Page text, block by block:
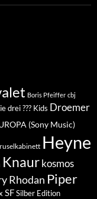
Boris Pfeiffer cbj
drei ??? Kids Droemer
(Sony Music)
Heyne
Knaur kosmos
Rhodan Piper
SFSilber Edition